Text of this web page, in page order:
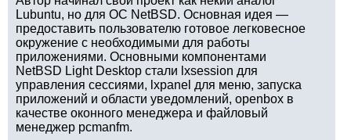
Lubuntu, но для ОС NetBSD. Основная идея —
предоставить пользователю готовое легковесное
окружение с необходимыми для работы
приложениями. Основными компонентами
NetBSD Light Desktop стали lxsession для
управления сессиями, lxpanel для меню, запуска
приложений и области уведомлений, openbox в
качестве оконного менеджера и файловый
менеджер pcmanfm.